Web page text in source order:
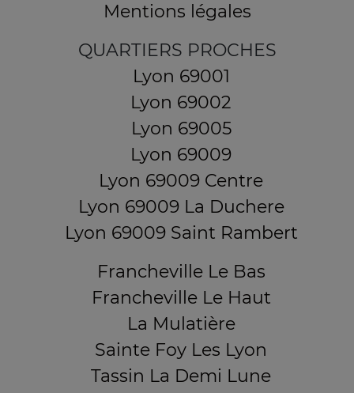
Mentions légales
QUARTIERS PROCHES
Lyon 69001
Lyon 69002
Lyon 69005
Lyon 69009
Lyon 69009 Centre
Lyon 69009 La Duchere
Lyon 69009 Saint Rambert
Francheville Le Bas
Francheville Le Haut
La Mulatière
Sainte Foy Les Lyon
Tassin La Demi Lune